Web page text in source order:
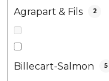
o
Agrapart & Fils 2
Billecart-Salmon 5